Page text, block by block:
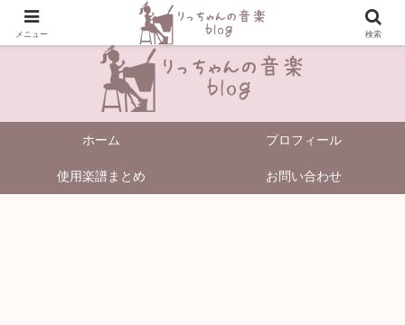
＼Enjoy Music!／
ホーム プロフィール
使用楽譜まとめ お問い合わせ
メニュー 検索